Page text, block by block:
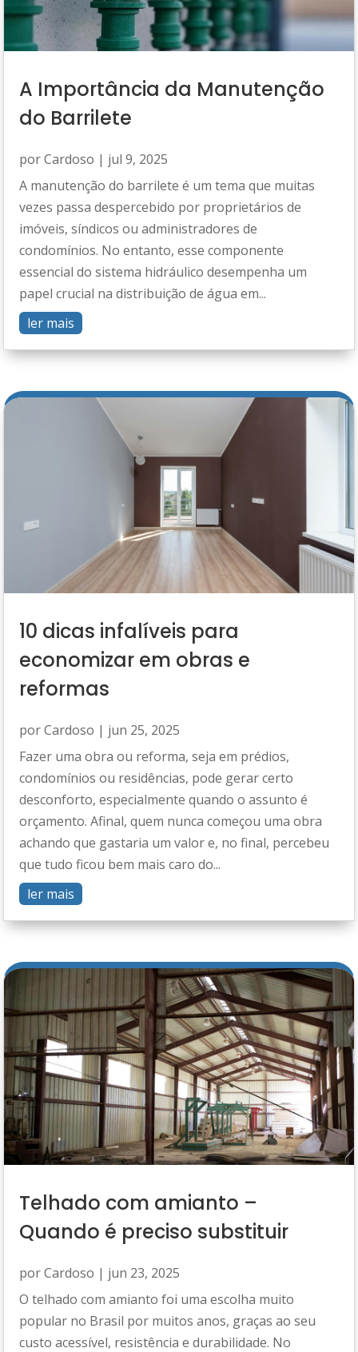
A Importância da Manutenção
do Barrilete
porCardoso | jul 9, 2025
A manutenção do barrilete é um tema que muitas
vezes passa despercebido por proprietários de
imóveis, síndicos ou administradores de
condomínios. No entanto, esse componente
essencial do sistema hidráulico desempenha um
papel crucial na distribuição de água em...
ler mais
10 dicas infalíveis para
economizar em obras e
reformas
porCardoso | jun 25, 2025
Fazer uma obra ou reforma, seja em prédios,
condomínios ou residências, pode gerar certo
desconforto, especialmente quando o assunto é
orçamento. Afinal, quem nunca começou uma obra
achando que gastaria um valor e, no final, percebeu
que tudo ficou bem mais caro do...
ler mais
Telhado com amianto –
Quando é preciso substituir
porCardoso | jun 23, 2025
O telhado com amianto foi uma escolha muito
popular no Brasil por muitos anos, graças ao seu
custo acessível, resistência e durabilidade. No